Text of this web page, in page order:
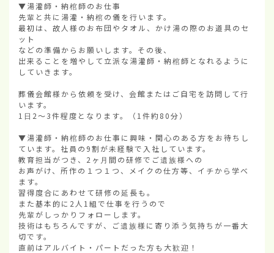
▼湯灌師・納棺師のお仕事
先輩と共に湯灌・納棺の儀を行います。
最初は、故人様のお布団やタオル、かけ湯の際のお道具のセ
ット
などの準備からお願いします。その後、
出来ることを増やして立派な湯灌師・納棺師となれるように
していきます。
葬儀会館様から依頼を受け、会館またはご自宅を訪問して行
います。
1日2～3件程度となります。（1件約80分）
▼湯灌師・納棺師のお仕事に興味・関心のある方をお待ちし
ています。社員の9割が未経験で入社しています。
教育担当がつき、2ヶ月間の研修でご遺族様への
お声がけ、所作の１つ１つ、メイクの仕方等、イチから学べ
ます。
習得度合にあわせて研修の延長も。
また基本的に2人1組で仕事を行うので
先輩がしっかりフォローします。
技術はもちろんですが、ご遺族様に寄り添う気持ちが一番大
切です。
直前はアルバイト・パートだった方も大歓迎！